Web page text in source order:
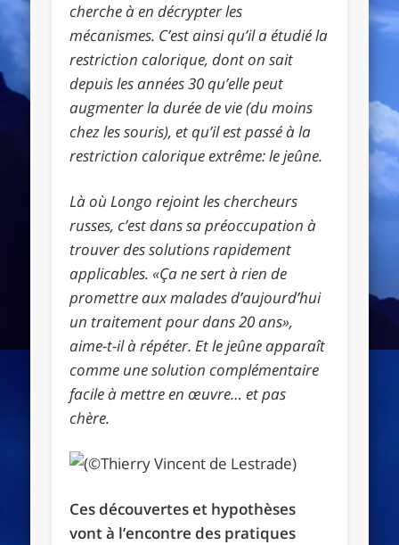
cherche à en décrypter les
mécanismes. C’est ainsi qu’il a étudié la
restriction calorique, dont on sait
depuis les années 30 qu’elle peut
augmenter la durée de vie (du moins
chez les souris), et qu’il est passé à la
restriction calorique extrême: le jeûne.
Là où Longo rejoint les chercheurs
russes, c’est dans sa préoccupation à
trouver des solutions rapidement
applicables. «Ça ne sert à rien de
promettre aux malades d’aujourd’hui
un traitement pour dans 20 ans»,
aime-t-il à répéter. Et le jeûne apparaît
comme une solution complémentaire
facile à mettre en œuvre… et pas
chère.
Ces découvertes et hypothèses
vont à l’encontre des pratiques